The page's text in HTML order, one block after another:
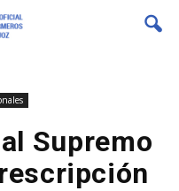
Supremo